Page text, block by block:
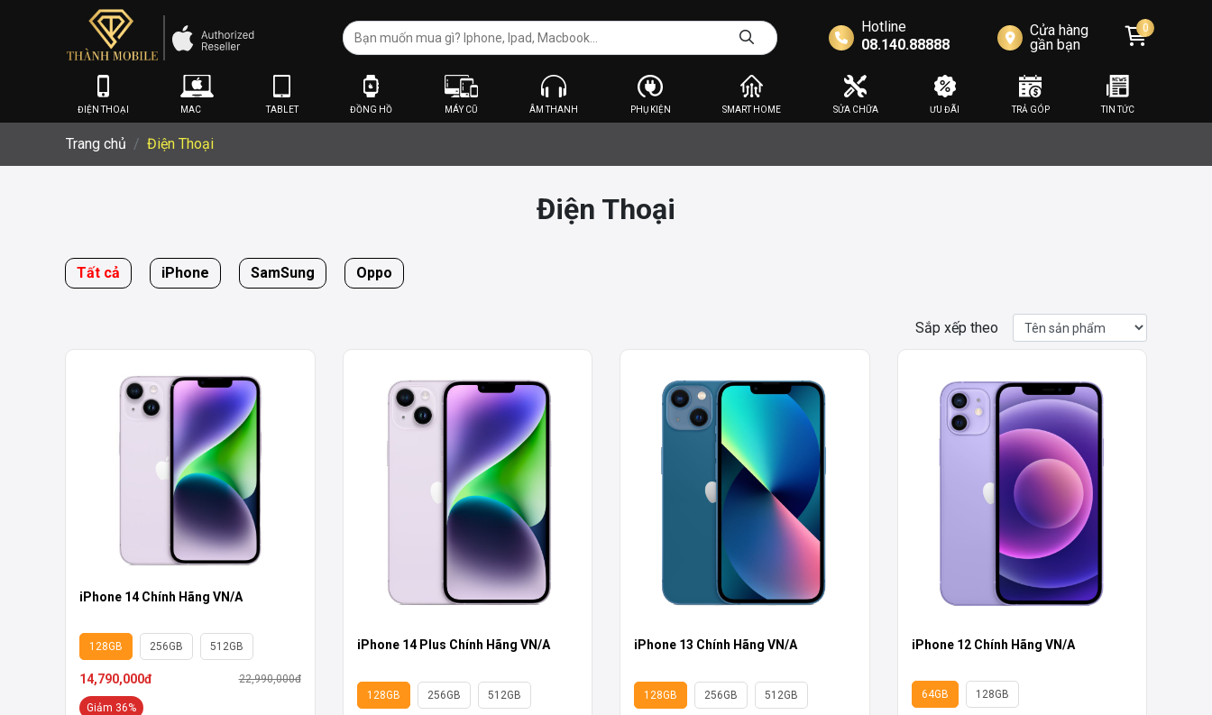
Hotline
08.140.88888
Cửa hàng
gần bạn
0
ĐIỆN THOẠI MAC TABLET ĐỒNG HỒ MÁY CŨ ÂM THANH PHỤ KIỆN SMART HOME SỬA CHỮA ƯU ĐÃI TRẢ GÓP TIN TỨC
Trang chủ Điện Thoại
Điện Thoại
Tất cả iPhone SamSung Oppo
Sắp xếp theo
iPhone 14 Chính Hãng VN/A
128GB 256GB 512GB
14,790,000đ 22,990,000đ
Giảm 36%
iPhone 14 Plus Chính Hãng VN/A
128GB 256GB 512GB
iPhone 13 Chính Hãng VN/A
128GB 256GB 512GB
iPhone 12 Chính Hãng VN/A
64GB 128GB